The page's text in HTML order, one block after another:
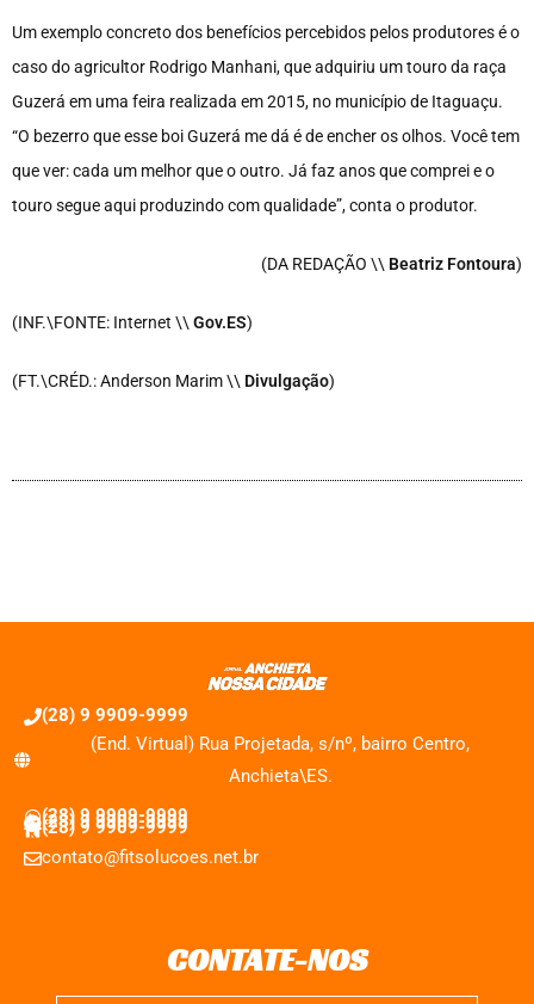
Um exemplo concreto dos benefícios percebidos pelos produtores é o
caso do agricultor Rodrigo Manhani, que adquiriu um touro da raça
Guzerá em uma feira realizada em 2015, no município de Itaguaçu.
“O bezerro que esse boi Guzerá me dá é de encher os olhos. Você tem
que ver: cada um melhor que o outro. Já faz anos que comprei e o
touro segue aqui produzindo com qualidade”, conta o produtor.
(DA REDAÇÃO \\ Beatriz Fontoura)
(INF.\FONTE: Internet \\ Gov.ES)
(FT.\CRÉD.: Anderson Marim \\ Divulgação)
(28) 9 9909-9999
(End. Virtual) Rua Projetada, s/nº, bairro Centro,
Anchieta\ES.
(28) 9 9909-9999
(28) 9 9909-9999
(28) 9 9909-9999
contato@fitsolucoes.net.br
CONTATE-NOS